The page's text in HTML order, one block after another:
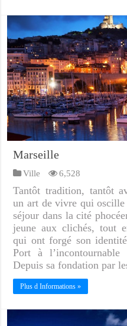
Marseille
Ville 6,528
Tantôt tradition, tantôt
un art de vivre qui oscille
séjour dans la cité
jeune aux clichés, tout
qui ont forgé son
Port à
Depuis sa fondation par
Plus d Informations »